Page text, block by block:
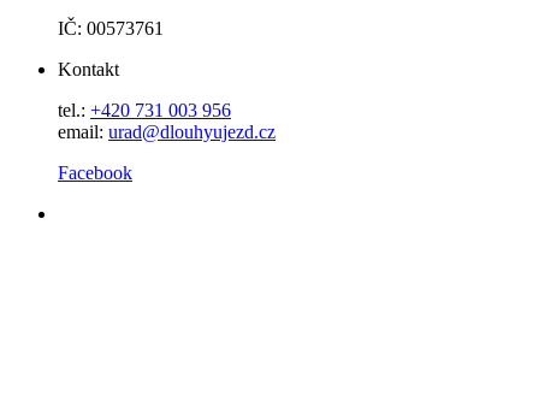
IČ: 00573761
Kontakt
tel.: +420 731 003 956
email: urad@dlouhyujezd.cz
Facebook